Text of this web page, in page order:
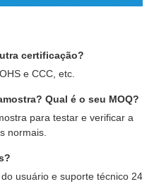
certificação?
e CCC, etc.
Qual é o seu MOQ?
para testar e verificar a
normais.
usuário e suporte técnico 24